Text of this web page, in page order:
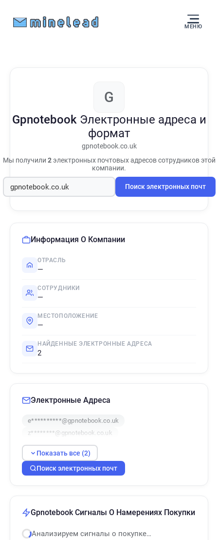
МЕНЮ
G
Gpnotebook Электронные адреса и
формат
gpnotebook.co.uk
Мы получили 2электронных почтовых адресов сотрудников этой
компании.
Поиск электронных почт
Информация О Компании
ОТРАСЛЬ
—
СОТРУДНИКИ
—
МЕСТОПОЛОЖЕНИЕ
—
НАЙДЕННЫЕ ЭЛЕКТРОННЫЕ АДРЕСА
2
Электронные Адреса
e**********@gpnotebook.co.uk
z********@gpnotebook.co.uk
Показать все (2)
Поиск электронных почт
Gpnotebook Сигналы О Намерениях Покупки
Анализируем сигналы о покупке…